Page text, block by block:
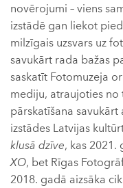
novērojumi – viens
izstādē gan liekot
milzīgais uzsvars uz
savukārt rada bažas
saskatīt Fotomuzeja
mediju, atraujoties no
pārskatīšana
izstādes Latvijas
klusā dzīve, kas
XO, bet Rīgas
2018. gadā aizsāka